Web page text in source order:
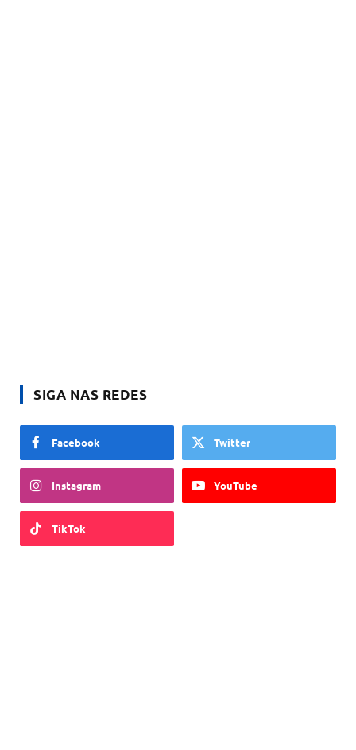
SIGA NAS REDES
Facebook Twitter
Instagram YouTube
TikTok